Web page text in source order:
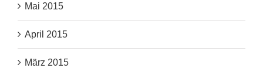
Mai 2015
April 2015
März 2015